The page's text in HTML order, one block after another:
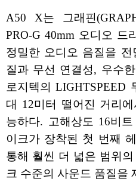
A50 X는 그래핀
PRO-G 40mm 오디오 드
정밀한 오디오 음질을
질과 무선 연결성, 우수
로지텍의 LIGHTSPEED
대 12미터 떨어진 거리
능하다. 고해상도 16비
이크가 장착된 첫 번째
통해 훨씬 더 넓은 범위
크 수준의 사운드 품질을